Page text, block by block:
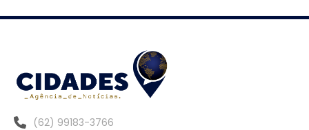
(62) 99183-3766